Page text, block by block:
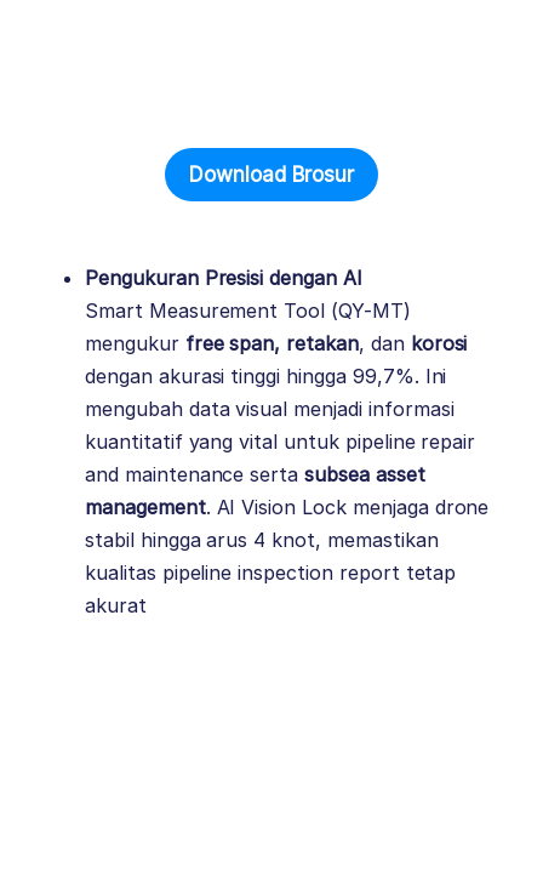
Download Brosur
Pengukuran Presisi dengan AI
Smart Measurement Tool (QY-MT)
mengukur free span, retakan, dan korosi
dengan akurasi tinggi hingga 99,7%. Ini
mengubah data visual menjadi informasi
kuantitatif yang vital untuk pipeline repair
and maintenance sertasubsea asset
management. AI Vision Lock menjaga drone
stabil hingga arus 4 knot, memastikan
kualitas pipeline inspection report tetap
akurat